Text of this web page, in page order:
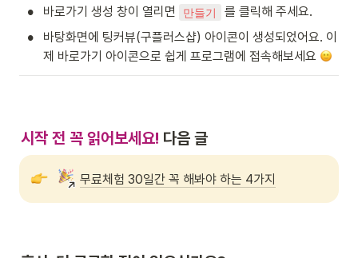
• 바로가기 생성 창이 열리면 만들기 를 클릭해 주세요.
•
바탕화면에 팅커뷰(구플러스샵) 아이콘이 생성되었어요. 이
제 바로가기 아이콘으로 쉽게 프로그램에 접속해보세요
시작 전 꼭 읽어보세요! 다음 글
무료체험 30일간 꼭 해봐야 하는 4가지